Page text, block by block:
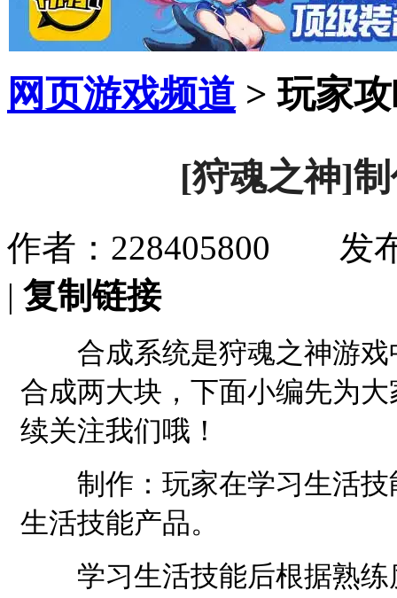
网页游戏频道 > 玩家
[狩魂之神]
作者：228405800 发布
| 复制链接
合成系统是狩魂之神游戏
合成两大块，下面小编先为
续关注我们哦！
制作：玩家在学习生活技
生活技能产品。
学习生活技能后根据熟练